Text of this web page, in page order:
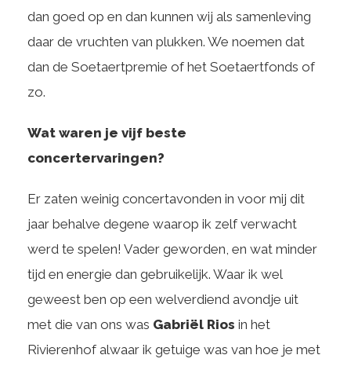
dan goed op en dan kunnen wij als samenleving
daar de vruchten van plukken. We noemen dat
dan de Soetaertpremie of het Soetaertfonds of
zo.
Wat waren je vijf beste
concertervaringen?
Er zaten weinig concertavonden in voor mij dit
jaar behalve degene waarop ik zelf verwacht
werd te spelen! Vader geworden, en wat minder
tijd en energie dan gebruikelijk. Waar ik wel
geweest ben op een welverdiend avondje uit
met die van ons was Gabriël Rios in het
Rivierenhof alwaar ik getuige was van hoe je met